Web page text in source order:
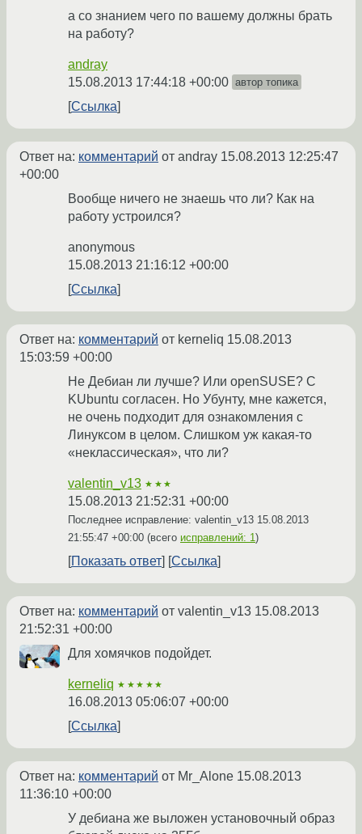
а со знанием чего по вашему должны брать
на работу?
andray
15.08.2013 17:44:18 +00:00 автор топика
Ссылка
Ответ на: комментарий от andray 15.08.2013 12:25:47
+00:00
Вообще ничего не знаешь что ли? Как на
работу устроился?
anonymous
15.08.2013 21:16:12 +00:00
Ссылка
Ответ на: комментарий от kerneliq 15.08.2013
15:03:59 +00:00
Не Дебиан ли лучше? Или openSUSE? C
KUbuntu согласен. Но Убунту, мне кажется,
не очень подходит для ознакомления с
Линуксом в целом. Слишком уж какая-то
«неклассическая», что ли?
valentin_v13 ★★★
15.08.2013 21:52:31 +00:00
Последнее исправление: valentin_v13 15.08.2013
21:55:47 +00:00 (всего исправлений: 1)
Показать ответ Ссылка
Ответ на: комментарий от valentin_v13 15.08.2013
21:52:31 +00:00
Для хомячков подойдет.
kerneliq ★★★★★
16.08.2013 05:06:07 +00:00
Ссылка
Ответ на: комментарий от Mr_Alone 15.08.2013
11:36:10 +00:00
У дебиана же выложен установочный образ